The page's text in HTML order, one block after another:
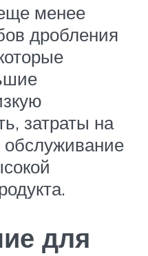
менее
дробления
затраты на
обслуживание
для